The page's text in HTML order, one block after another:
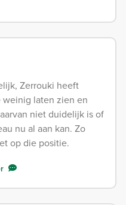
Zerrouki heeft
laten zien en
niet duidelijk is of
nu al aan kan. Zo
op die positie.